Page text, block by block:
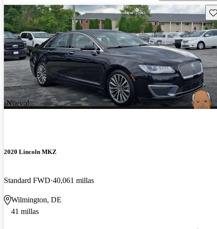
¡Nuevo!
2020 Lincoln MKZ
Standard FWD 40,061 millas
Wilmington, DE
41 millas